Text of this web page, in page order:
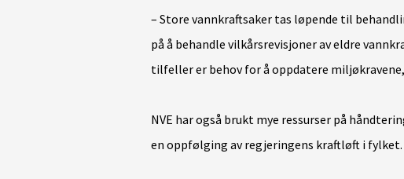
– Store vannkraftsaker tas løpende til
på å behandle vilkårsrevisjoner av eldre
tilfeller er behov for å oppdatere
NVE har også brukt mye ressurser på
en oppfølging av regjeringens kraftløft i fylket.